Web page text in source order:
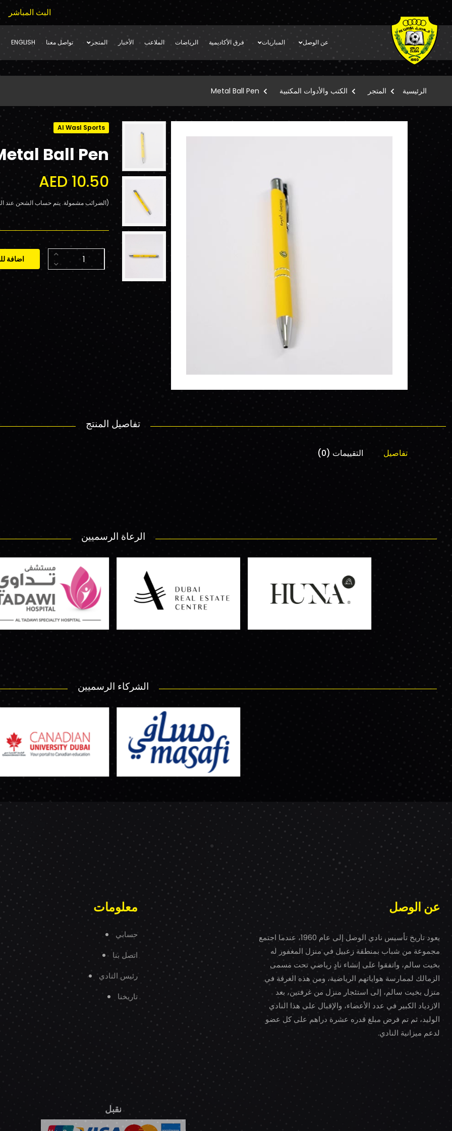
البث المباشر
عن الوصل المباريات فرق الأكاديمية الرياضات الملاعب الأخبار المتجر تواصل معنا ENGLISH
الرئيسية المتجر الكتب والأدوات المكتبية Metal Ball Pen
Al Wasl Sports
Ball Pen
AED 10.50
(الضرائب مشمولة. يتم حساب الشحن عند
اضافة
تفاصيل المنتج
تفاصيل التقييمات (0)
الرعاة الرسميين
الشركاء الرسميين
عن الوصل
يعود تاريخ تأسيس نادي الوصل إلى عام 1960، عندما اجتمع
مجموعة من شباب بمنطقة زعبيل في منزل المغفور له
بخيت سالم، واتفقوا على إنشاء نادٍ رياضي تحت مسمى
الزمالك لممارسة هواياتهم الرياضية، ومن هذه الغرفة في
منزل بخيت سالم، إلى استئجار منزل من غرفتين، بعد
الازدياد الكبير في عدد الأعضاء، والإقبال على هذا النادي
الوليد، ثم تم فرض مبلغ قدره عشرة دراهم على كل عضو
لدعم ميزانية النادي.
معلومات
حسابي
اتصل بنا
رئيس النادي
تاريخنا
نقبل